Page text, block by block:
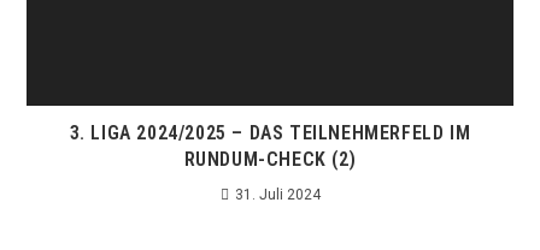
3. LIGA 2024/2025 – DAS TEILNEHMERFELD IM
RUNDUM-CHECK (2)
31. Juli 2024